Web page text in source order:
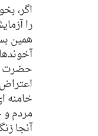
اگر،
را
همین
حضرت
خامنه
مردم و
آنجا